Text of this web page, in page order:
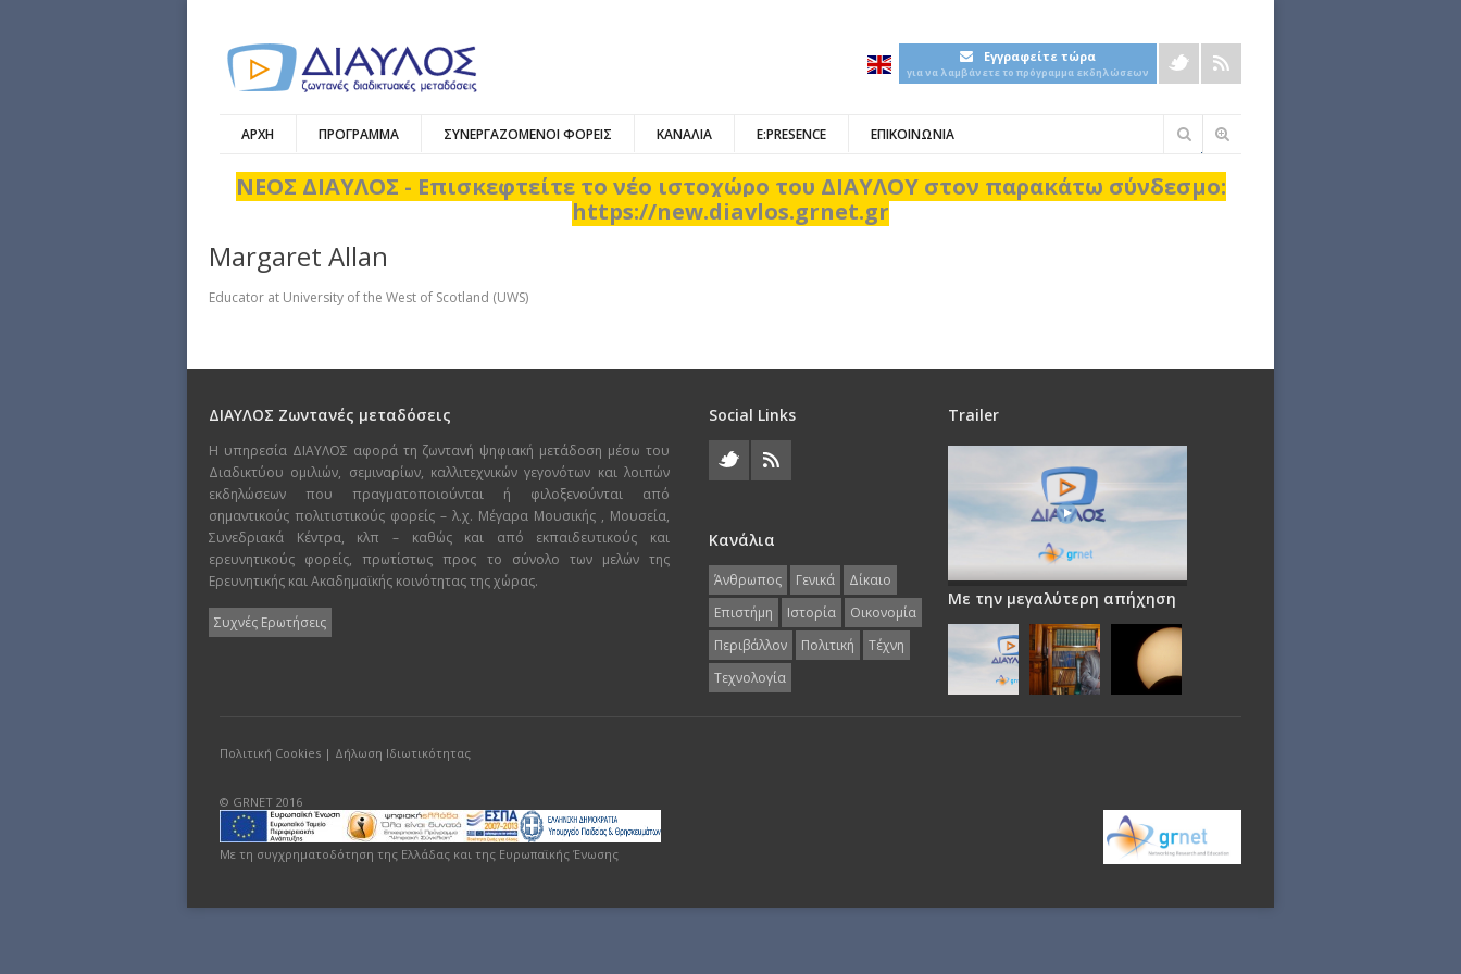
Εγγραφείτε τώρα
για να λαμβάνετε το πρόγραμμα εκδηλώσεων
ΑΡΧΗ ΠΡΟΓΡΑΜΜΑ ΣΥΝΕΡΓΑΖΟΜΕΝΟΙ ΦΟΡΕΙΣ ΚΑΝΑΛΙΑ E:PRESENCE ΕΠΙΚΟΙΝΩΝΙΑ
Φόρμα
αναζήτησης
ΝΕΟΣ ΔΙΑΥΛΟΣ - Επισκεφτείτε το νέο ιστοχώρο του ΔΙΑΥΛΟΥ στον παρακάτω σύνδεσμο:
https://new.diavlos.grnet.gr
Margaret Allan
Educator at University of the West of Scotland (UWS)
ΔΙΑΥΛΟΣ Ζωντανές μεταδόσεις
Η υπηρεσία ΔΙΑΥΛΟΣ αφορά τη ζωντανή ψηφιακή μετάδοση μέσω του
Διαδικτύου ομιλιών, σεμιναρίων, καλλιτεχνικών γεγονότων και λοιπών
εκδηλώσεων που πραγματοποιούνται ή φιλοξενούνται από
σημαντικούς πολιτιστικούς φορείς – λ.χ. Μέγαρα Μουσικής , Μουσεία,
Συνεδριακά Κέντρα, κλπ – καθώς και από εκπαιδευτικούς και
ερευνητικούς φορείς, πρωτίστως προς το σύνολο των μελών της
Ερευνητικής και Ακαδημαϊκής κοινότητας της χώρας.
Συχνές Ερωτήσεις
Social Links
Κανάλια
Άνθρωπος Γενικά
Δίκαιο
Επιστήμη
Ιστορία
Οικονομία
Περιβάλλον
Πολιτική
Τέχνη
Τεχνολογία
Trailer
Με την μεγαλύτερη απήχηση
Πολιτική Cookies | Δήλωση Ιδιωτικότητας
© GRNET 2016
Με τη συγχρηματοδότηση της Ελλάδας και της Ευρωπαϊκής Ένωσης